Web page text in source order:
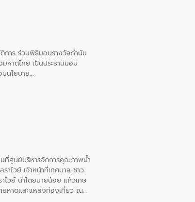
าร ร่วมพิธีมอบรางวัลกำนัน
หาดไทย เป็นประธานมอบ
นโยบาย
ที่ศูนย์บริหารจัดการคุณภาพน้ำ
าไวย์ เจ้าหน้าที่เทศบาล ชาว
ไวย์ นำโดยนายน้อย แก้วเศษ
ยหาดและแหล่งท่องเที่ยว ณ